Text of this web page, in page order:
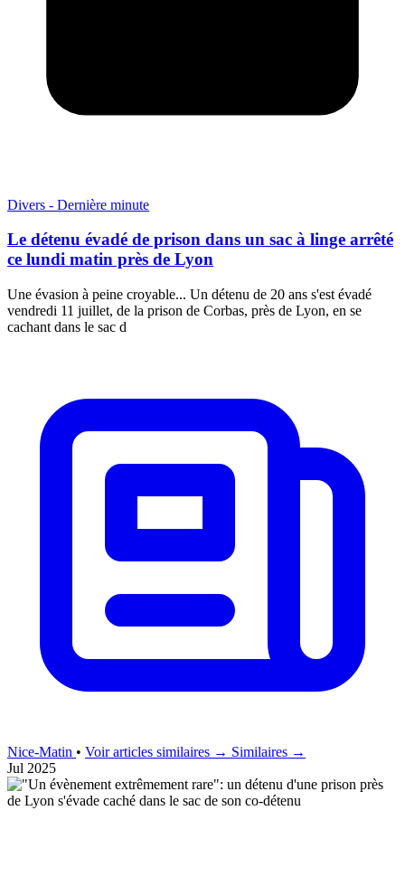
Divers - Dernière minute
Le détenu évadé de prison dans un sac à linge arrêté
ce lundi matin près de Lyon
Une évasion à peine croyable... Un détenu de 20 ans s'est évadé
vendredi 11 juillet, de la prison de Corbas, près de Lyon, en se
cachant dans le sac d
Nice-Matin • Voir articles similaires → Similaires →
Jul 2025